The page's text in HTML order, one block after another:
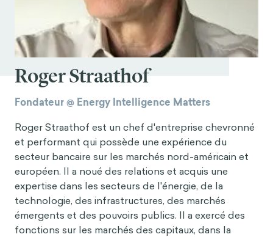
Roger Straathof
Fondateur @ Energy Intelligence Matters
Roger Straathof est un chef d'entreprise chevronné
et performant qui possède une expérience du
secteur bancaire sur les marchés nord-américain et
européen. Il a noué des relations et acquis une
expertise dans les secteurs de l'énergie, de la
technologie, des infrastructures, des marchés
émergents et des pouvoirs publics. Il a exercé des
fonctions sur les marchés des capitaux, dans la